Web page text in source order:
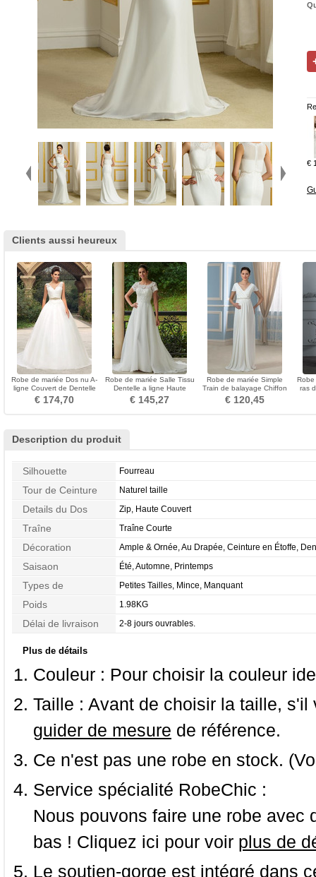
€
Clients aussi heureux
Robe de mariée Dos nu A-
ligne Couvert de Dentelle
Satin Naturel taille
€ 174,70
Robe de mariée Salle Tissu
Dentelle a ligne Haute
Couvert Longue
€ 145,27
Robe de mariée Simple
Train de balayage Chiffon
rider Rivage taille haut
€ 120,45
Robe
ras
Description du produit
Silhouette Fourreau
Tour de Ceinture Naturel taille
Details du Dos Zip, Haute Couvert
Traîne Traîne Courte
Décoration
Ample & Ornée, Au Drapée, Ceinture en Étoffe,
Appliques
Saisaon Été, Automne, Printemps
Types de
Morphologie
Petites Tailles, Mince, Manquant
Poids 1.98KG
Délai de livraison 2-8 jours ouvrables.
Plus de détails
Couleur : Pour choisir la couleur
Taille : Avant de choisir la taille,
guider de mesure de référence.
Ce n'est pas une robe en stock.
Service spécialité RobeChic :
Nous pouvons faire une robe
bas ! Cliquez ici pour voir plus de
Le soutien-gorge est intégré dans